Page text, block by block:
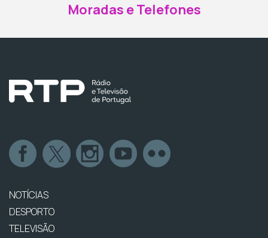
Moradas e Telefones
NOTÍCIAS
DESPORTO
TELEVISÃO